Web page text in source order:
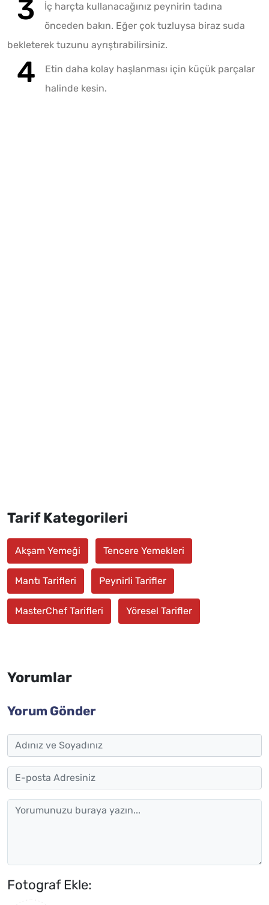
İç harçta kullanacağınız peynirin tadına
önceden bakın. Eğer çok tuzluysa biraz suda
bekleterek tuzunu ayrıştırabilirsiniz.
Etin daha kolay haşlanması için küçük parçalar
halinde kesin.
Tarif Kategorileri
Akşam Yemeği Tencere Yemekleri
Mantı Tarifleri Peynirli Tarifler
MasterChef Tarifleri Yöresel Tarifler
Yorumlar
Yorum Gönder
Fotograf Ekle: